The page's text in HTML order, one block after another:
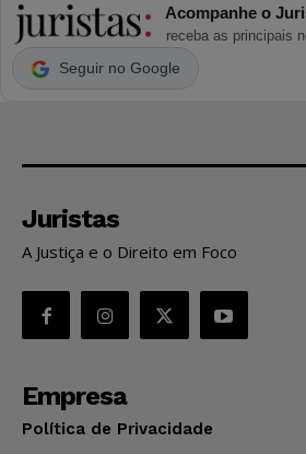
Acompanhe o
receba as principais
Seguir no Google
Juristas
A Justiça e o Direito em Foco
Empresa
Política de Privacidade